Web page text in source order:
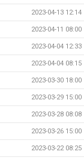
2023-04-13 12:14
2023-04-11 08:00
2023-04-04 12:33
2023-04-04 08:15
2023-03-30 18:00
2023-03-29 15:00
2023-03-28 08:08
2023-03-26 15:00
2023-03-22 08:25